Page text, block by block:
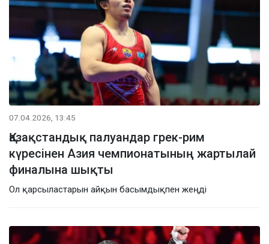
07.04.2026, 13:45
Қазақстандық палуандар грек-рим
күресінен Азия чемпионатының жартылай
финалына шықты
Ол қарсыластарын айқын басымдықпен жеңді